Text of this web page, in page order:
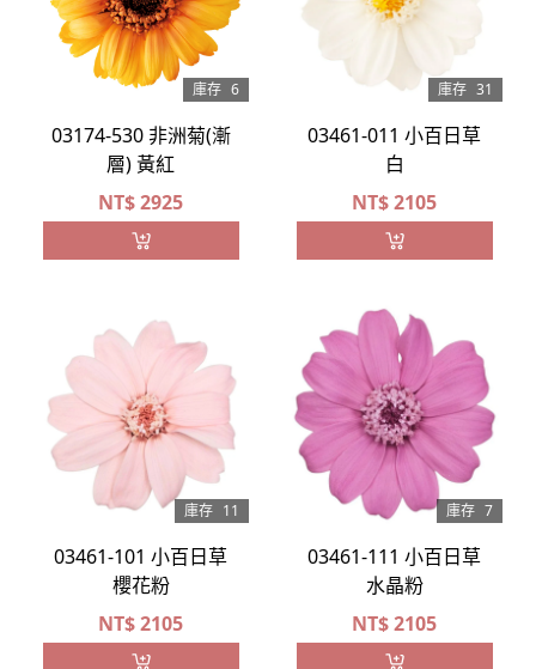
庫存 6
03174-530 非洲菊(漸
層) 黃紅
NT$2925
庫存 31
03461-011 小百日草
白
NT$2105
庫存 11
03461-101 小百日草
櫻花粉
NT$2105
庫存 7
03461-111 小百日草
水晶粉
NT$2105